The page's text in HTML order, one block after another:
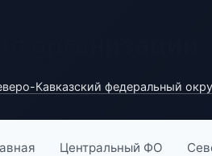
Кавказский федеральный
Центральный ФО